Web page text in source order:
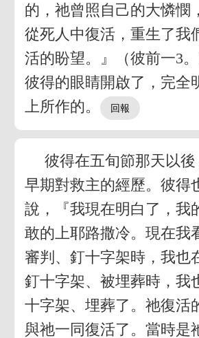
的，祂曾照自己的大憐憫
從死人中復活，重生了我
活的盼望。』（彼前一3
彼得的眼睛開啟了，完全
上所作的。
彼得在五旬節那天以
早期對救主的經歷。彼得
說，『我現在明白了，我
敢的上耶路撒冷。現在我
審判、釘十字架時，我也
釘十字架、被埋葬時，我
十字架、埋葬了。祂復活
與祂一同復活了。當時是